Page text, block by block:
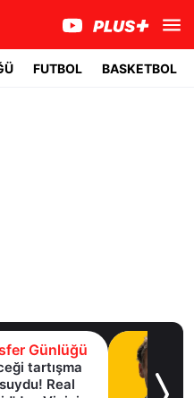
FUTBOL BASKETBOL
Günlüğü
tartışma
Real